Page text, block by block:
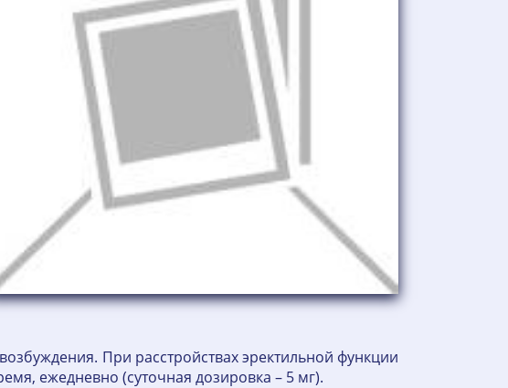
При расстройствах эректильной функции
ежедневно (суточная дозировка – 5 мг).